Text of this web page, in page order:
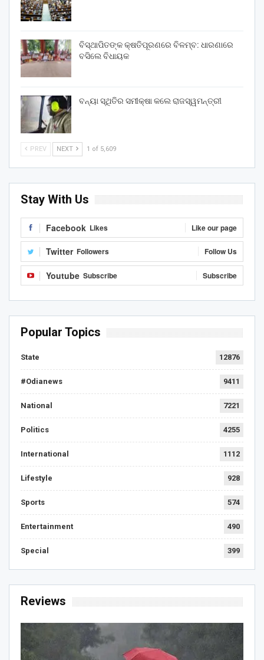
ବିସ୍ଥାପିତଙ୍କ କ୍ଷତିପୂରଣରେ ବିଳମ୍ବ: ଧାରଣାରେ
ବସିଲେ ବିଧାୟକ
ବନ୍ୟା ସ୍ଥିତିର ସମୀକ୍ଷା କଲେ ରାଜସ୍ୱମନ୍ତ୍ରୀ
PREV NEXT 1 of 5,609
Stay With Us
Facebook Likes Like our page
Twitter Followers Follow Us
Youtube Subscribe Subscribe
Popular Topics
State 12876
#Odianews 9411
National 7221
Politics 4255
International 1112
Lifestyle 928
Sports 574
Entertainment 490
Special 399
Reviews